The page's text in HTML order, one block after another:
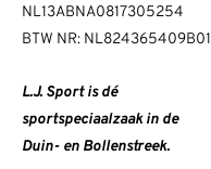
NL13ABNA0817305254
BTW NR: NL824365409B01
L.J. Sport is dé
sportspeciaalzaak in de
Duin- en Bollenstreek.